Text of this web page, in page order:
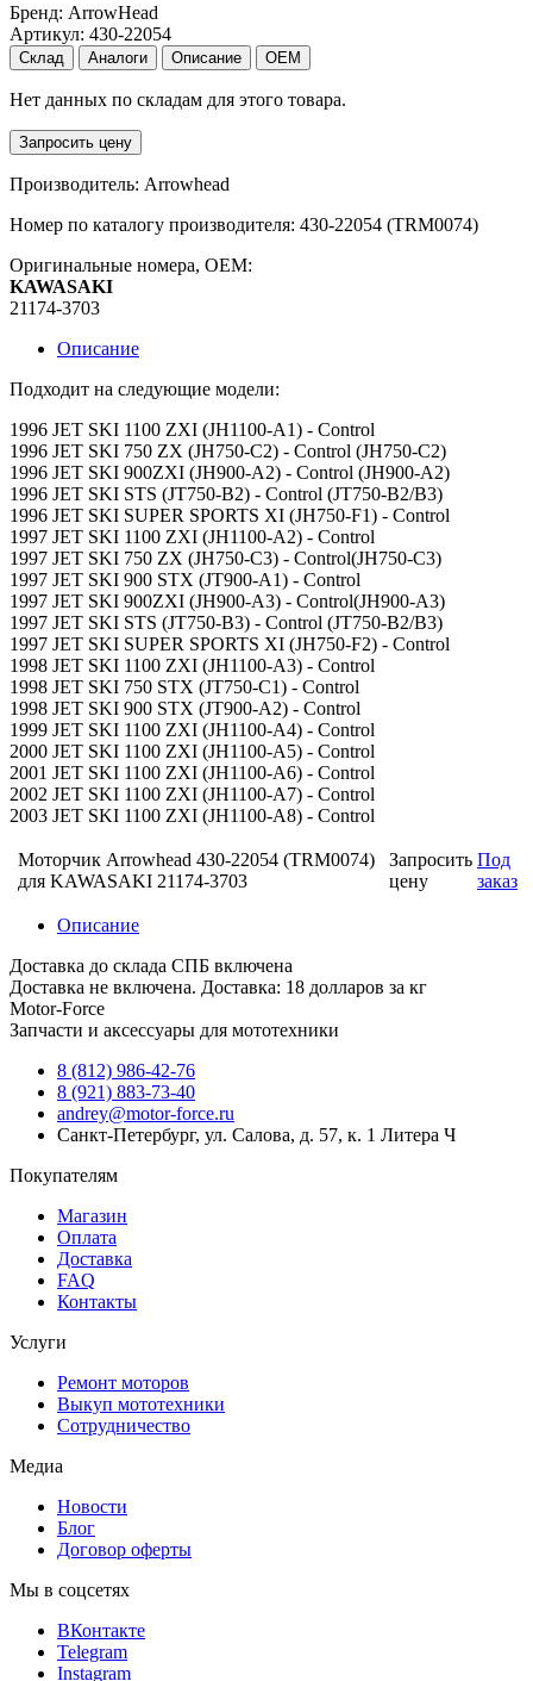
Бренд: ArrowHead
Артикул: 430-22054
Склад Аналоги Описание OEM
Нет данных по складам для этого товара.
Запросить цену
Производитель: Arrowhead
Номер по каталогу производителя: 430-22054 (TRM0074)
Оригинальные номера, OEM:
KAWASAKI
21174-3703
Описание
Подходит на следующие модели:
1996 JET SKI 1100 ZXI (JH1100-A1) - Control
1996 JET SKI 750 ZX (JH750-C2) - Control (JH750-C2)
1996 JET SKI 900ZXI (JH900-A2) - Control (JH900-A2)
1996 JET SKI STS (JT750-B2) - Control (JT750-B2/B3)
1996 JET SKI SUPER SPORTS XI (JH750-F1) - Control
1997 JET SKI 1100 ZXI (JH1100-A2) - Control
1997 JET SKI 750 ZX (JH750-C3) - Control(JH750-C3)
1997 JET SKI 900 STX (JT900-A1) - Control
1997 JET SKI 900ZXI (JH900-A3) - Control(JH900-A3)
1997 JET SKI STS (JT750-B3) - Control (JT750-B2/B3)
1997 JET SKI SUPER SPORTS XI (JH750-F2) - Control
1998 JET SKI 1100 ZXI (JH1100-A3) - Control
1998 JET SKI 750 STX (JT750-C1) - Control
1998 JET SKI 900 STX (JT900-A2) - Control
1999 JET SKI 1100 ZXI (JH1100-A4) - Control
2000 JET SKI 1100 ZXI (JH1100-A5) - Control
2001 JET SKI 1100 ZXI (JH1100-A6) - Control
2002 JET SKI 1100 ZXI (JH1100-A7) - Control
2003 JET SKI 1100 ZXI (JH1100-A8) - Control
Моторчик Arrowhead 430-22054 (TRM0074)
для KAWASAKI 21174-3703
Запросить
цену
Под
заказ
Описание
Доставка до склада СПБ включена
Доставка не включена. Доставка: 18 долларов за кг
Motor-Force
Запчасти и аксессуары для мототехники
8 (812) 986-42-76
8 (921) 883-73-40
andrey@motor-force.ru
Санкт-Петербург, ул. Салова, д. 57, к. 1 Литера Ч
Покупателям
Магазин
Оплата
Доставка
FAQ
Контакты
Услуги
Ремонт моторов
Выкуп мототехники
Сотрудничество
Медиа
Новости
Блог
Договор оферты
Мы в соцсетях
ВКонтакте
Telegram
Instagram